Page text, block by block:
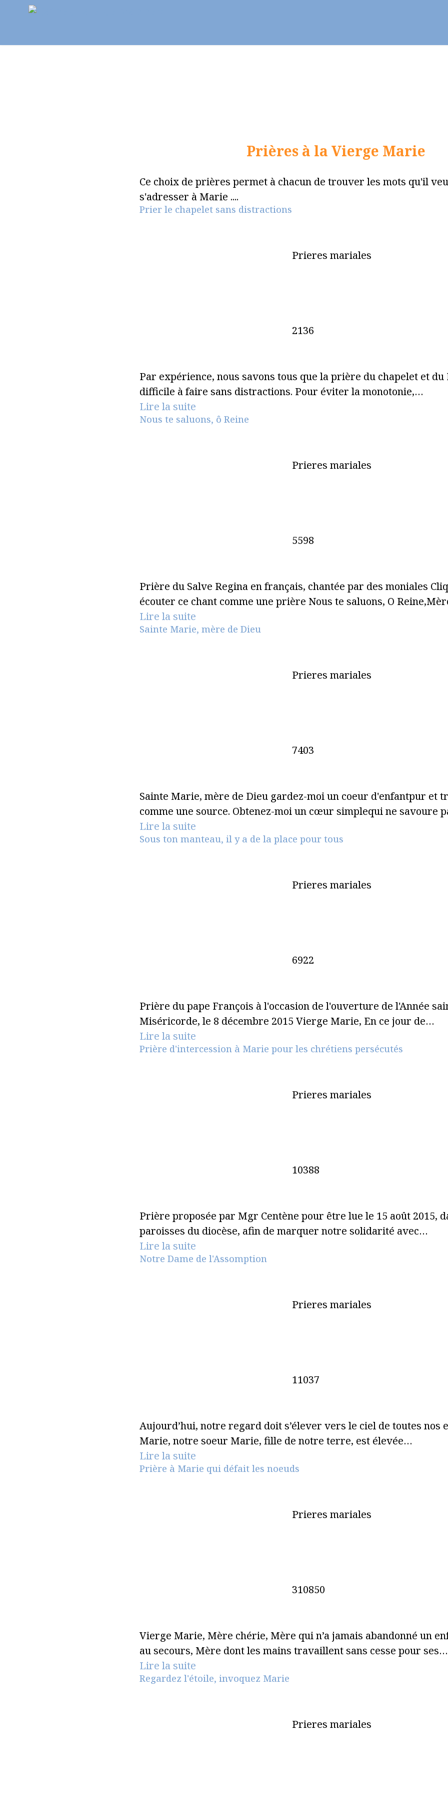
Prières à la Vierge Marie
Ce choix de prières permet à chacun de trouver les mots qu'il
s'adresser à Marie ....
Prier le chapelet sans distractions
Prieres mariales
2136
Par expérience, nous savons tous que la prière du chapelet et du
difficile à faire sans distractions. Pour éviter la monotonie,…
Lire la suite
Nous te saluons, ô Reine
Prieres mariales
5598
Prière du Salve Regina en français, chantée par des moniales
écouter ce chant comme une prière Nous te saluons, O
Lire la suite
Sainte Marie, mère de Dieu
Prieres mariales
7403
Sainte Marie, mère de Dieu gardez-moi un coeur d'enfantpur et
comme une source. Obtenez-moi un cœur simplequi ne savoure
Lire la suite
Sous ton manteau, il y a de la place pour tous
Prieres mariales
6922
Prière du pape François à l'occasion de l'ouverture de l'Année
Miséricorde, le 8 décembre 2015 Vierge Marie, En ce jour de…
Lire la suite
Prière d'intercession à Marie pour les chrétiens persécutés
Prieres mariales
10388
Prière proposée par Mgr Centène pour être lue le 15 août 2015,
paroisses du diocèse, afin de marquer notre solidarité avec…
Lire la suite
Notre Dame de l'Assomption
Prieres mariales
11037
Aujourd’hui, notre regard doit s’élever vers le ciel de toutes nos
Marie, notre soeur Marie, fille de notre terre, est élevée…
Lire la suite
Prière à Marie qui défait les noeuds
Prieres mariales
310850
Vierge Marie, Mère chérie, Mère qui n’a jamais abandonné un
au secours, Mère dont les mains travaillent sans cesse pour ses…
Lire la suite
Regardez l'étoile, invoquez Marie
Prieres mariales